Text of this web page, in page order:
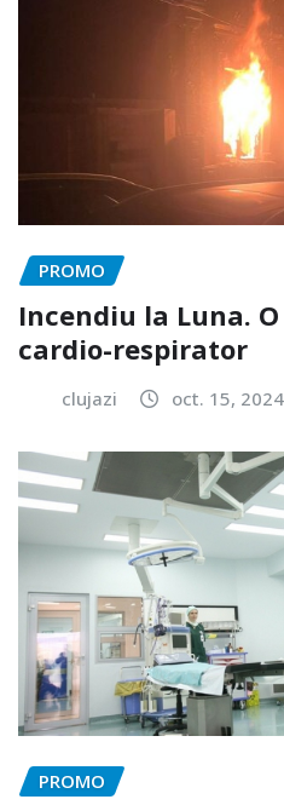
PROMO
Incendiu la Luna.
cardio-respirator
clujazi oct. 15, 2024
PROMO